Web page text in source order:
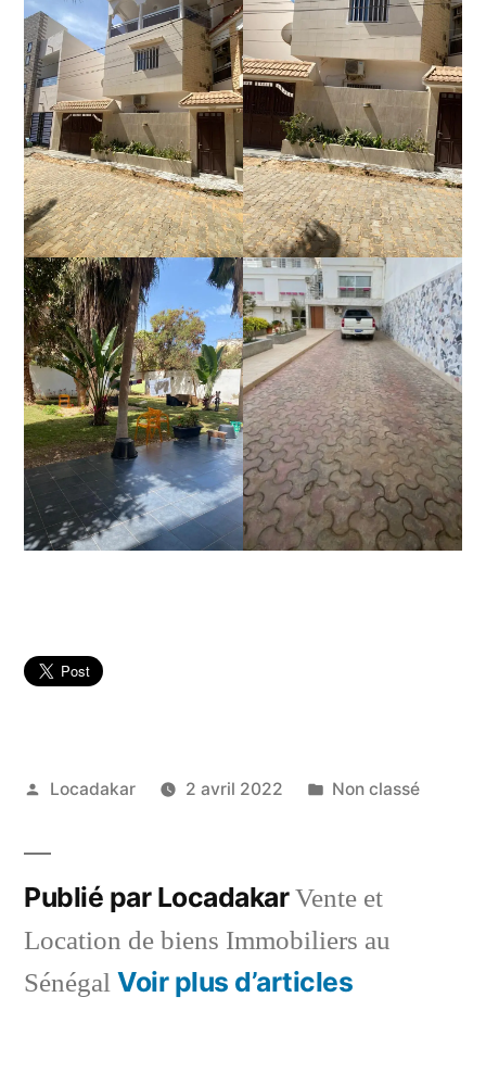
Publié
Locadakar 2 avril 2022
Publié
Non classé
Publié par LocadakarVente et
Location de biens Immobiliers au
Sénégal Voir plus d’articles